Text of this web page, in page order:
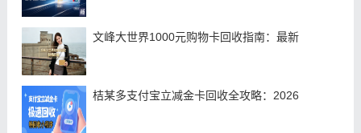
文峰大世界1000元购物卡回收指南：最新
桔某多支付宝立减金卡回收全攻略：2026